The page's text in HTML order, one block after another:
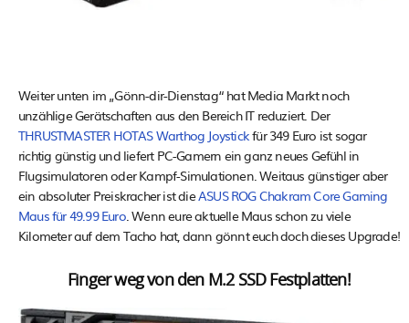
Weiter unten im „Gönn-dir-Dienstag“ hat Media Markt noch
unzählige Gerätschaften aus den Bereich IT reduziert. Der
THRUSTMASTER HOTAS Warthog Joystickfür 349 Euro ist sogar
richtig günstig und liefert PC-Gamern ein ganz neues Gefühl in
Flugsimulatoren oder Kampf-Simulationen. Weitaus günstiger aber
ein absoluter Preiskracher ist dieASUS ROG Chakram Core Gaming
Maus für 49.99 Euro. Wenn eure aktuelle Maus schon zu viele
Kilometer auf dem Tacho hat, dann gönnt euch doch dieses Upgrade!
Finger weg von den M.2 SSD Festplatten!